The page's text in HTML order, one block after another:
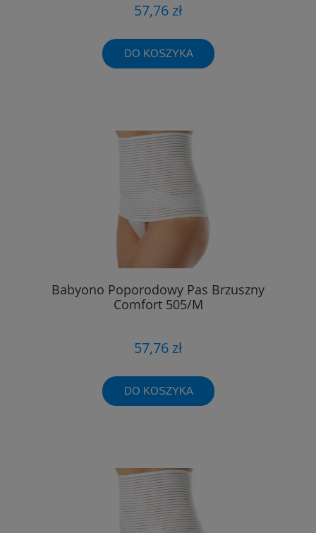
57,76 zł
DO KOSZYKA
Babyono Poporodowy Pas Brzuszny
Comfort 505/M
57,76 zł
DO KOSZYKA